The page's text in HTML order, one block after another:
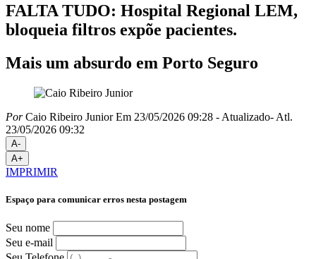
FALTA TUDO: Hospital Regional LEM,
bloqueia filtros expõe pacientes.
Mais um absurdo em Porto Seguro
PorCaio Ribeiro Junior Em 23/05/2026 09:28 - Atualizado- Atl.
23/05/2026 09:32
A-
A+
IMPRIMIR
Espaço para comunicar erros nesta postagem
Seu nome
Seu e-mail